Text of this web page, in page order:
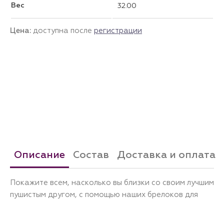
Вес 32.00
Цена: доступна после регистрации
Описание Состав Доставка и оплата
Покажите всем, насколько вы близки со своим лучшим
пушистым другом, с помощью наших брелоков для